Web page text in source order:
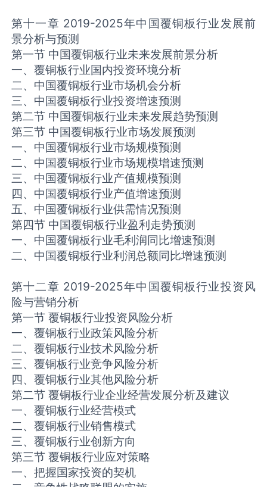
第十一章 2019-2025年中国覆铜板行业发展前
景分析与预测
第一节 中国覆铜板行业未来发展前景分析
一、覆铜板行业国内投资环境分析
二、中国覆铜板行业市场机会分析
三、中国覆铜板行业投资增速预测
第二节 中国覆铜板行业未来发展趋势预测
第三节 中国覆铜板行业市场发展预测
一、中国覆铜板行业市场规模预测
二、中国覆铜板行业市场规模增速预测
三、中国覆铜板行业产值规模预测
四、中国覆铜板行业产值增速预测
五、中国覆铜板行业供需情况预测
第四节 中国覆铜板行业盈利走势预测
一、中国覆铜板行业毛利润同比增速预测
二、中国覆铜板行业利润总额同比增速预测
第十二章 2019-2025年中国覆铜板行业投资风
险与营销分析
第一节 覆铜板行业投资风险分析
一、覆铜板行业政策风险分析
二、覆铜板行业技术风险分析
三、覆铜板行业竞争风险分析
四、覆铜板行业其他风险分析
第二节 覆铜板行业企业经营发展分析及建议
一、覆铜板行业经营模式
二、覆铜板行业销售模式
三、覆铜板行业创新方向
第三节 覆铜板行业应对策略
一、把握国家投资的契机